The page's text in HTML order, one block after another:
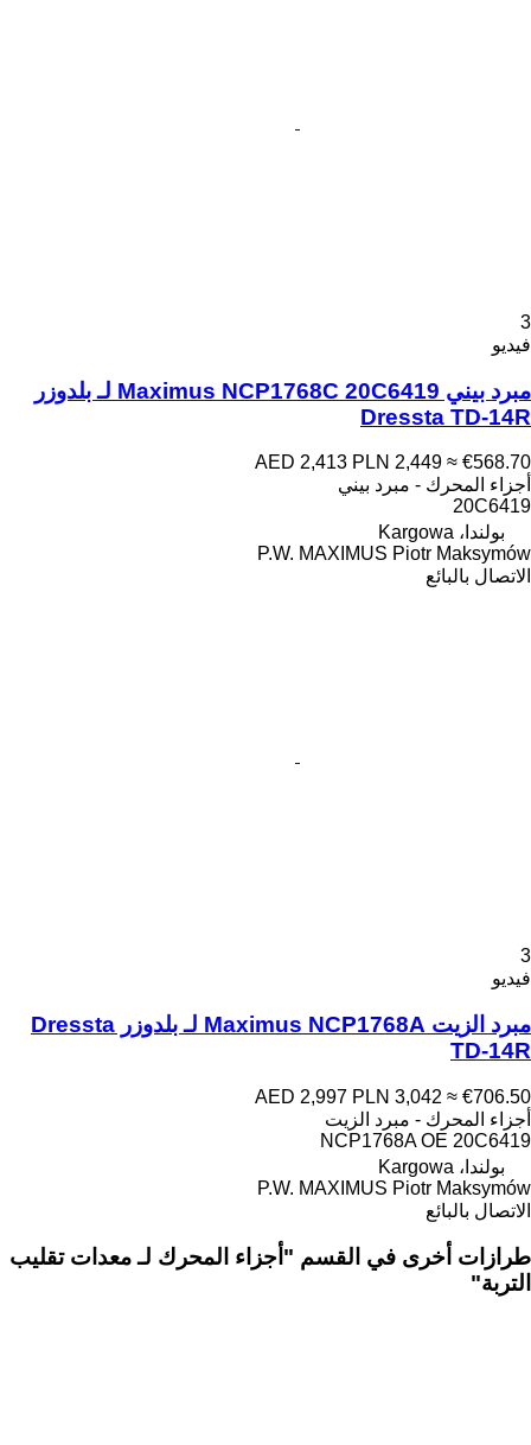
3
فيديو
مبرد بيني Maximus NCP1768C 20C6419 لـ بلدوزر
Dressta TD-14R
AED 2,413 PLN 2,449 ≈ €568.70
أجزاء المحرك - مبرد بيني
20C6419
بولندا، Kargowa
P.W. MAXIMUS Piotr Maksymów
الاتصال بالبائع
3
فيديو
مبرد الزيت Maximus NCP1768A لـ بلدوزر Dressta
TD-14R
AED 2,997 PLN 3,042 ≈ €706.50
أجزاء المحرك - مبرد الزيت
NCP1768A OE 20C6419
بولندا، Kargowa
P.W. MAXIMUS Piotr Maksymów
الاتصال بالبائع
طرازات أخرى في القسم "أجزاء المحرك لـ معدات تقليب
التربة"